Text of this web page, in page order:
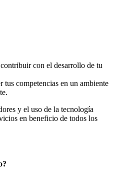
con el desarrollo de tu
tus competencias en un ambiente
y el uso de la tecnología
en beneficio de todos los